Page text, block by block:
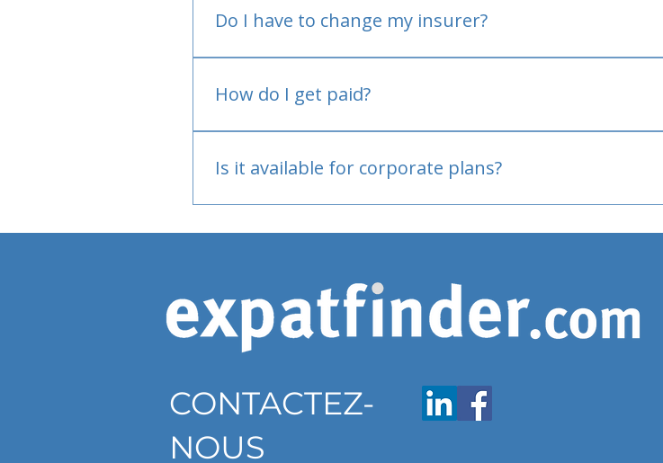
Do I have to change my insurer?
How do I get paid?
Is it available for corporate plans?
CONTACTEZ-
NOUS